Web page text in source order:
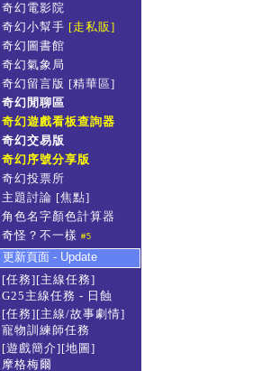
奇幻電影院
奇幻小幫手 [走私販]
奇幻圖書館
奇幻氣象局
奇幻留言版 [精華區]
奇幻閒聊區
奇幻遊戲看板查詢器
奇幻交易版
奇幻序號分享版
奇幻投票所
主題討論 [焦點]
角色名字顏色計算器
奇怪？不一樣 #5
更新頁面 - Update
[任務][主線任務]
G25主線任務 - 日蝕
[任務][主線/故事劇情]
寵物訓練師任務
[遊戲簡介][地圖]
摩格梅爾